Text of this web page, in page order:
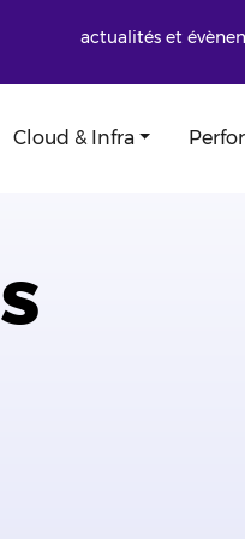
actualités et
Cloud & Infra